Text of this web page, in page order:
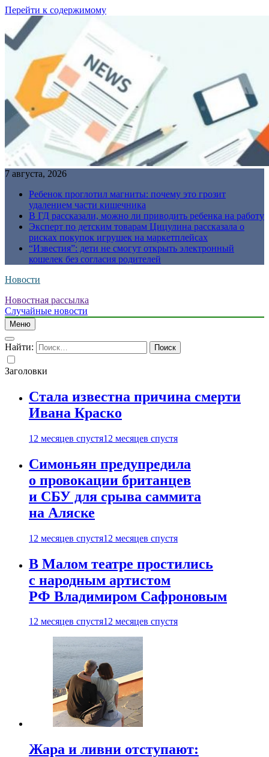
Перейти к содержимому
7 августа, 2026
Ребенок проглотил магниты: почему это грозит
удалением части кишечника
В ГД рассказали, можно ли приводить ребенка на работу
Эксперт по детским товарам Цицулина рассказала о
рисках покупок игрушек на маркетплейсах
“Известия”: дети не смогут открыть электронный
кошелек без согласия родителей
Новости
Новостная рассылка
Случайные новости
Меню
Найти:
Заголовки
Стала известна причина смерти
Ивана Краско
12 месяцев спустя12 месяцев спустя
Симоньян предупредила
о провокации британцев
и СБУ для срыва саммита
на Аляске
12 месяцев спустя12 месяцев спустя
В Малом театре простились
с народным артистом
РФ Владимиром Сафроновым
12 месяцев спустя12 месяцев спустя
Жара и ливни отступают: